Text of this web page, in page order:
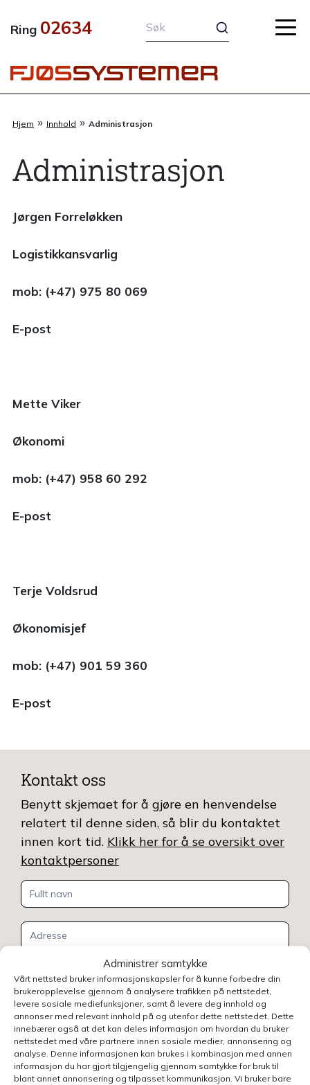
Administrer samtykke
Vårt nettsted bruker informasjonskapsler for å kunne forbedre din
brukeropplevelse gjennom å analysere trafikken på nettstedet,
levere sosiale mediefunksjoner, samt å levere deg innhold og
annonser med relevant innhold på og utenfor dette nettstedet. Dette
innebærer også at det kan deles informasjon om hvordan du bruker
nettstedet med våre partnere innen sosiale medier, annonsering og
analyse. Denne informasjonen kan brukes i kombinasjon med annen
informasjon du har gjort tilgjengelig gjennom samtykke for bruk til
blant annet annonsering og tilpasset kommunikasjon. Vi bruker bare
rett
innholdet
Ring 02634
Hjem » Innhold » Administrasjon
Administrasjon
Jørgen Forreløkken
Logistikkansvarlig
mob: (+47) 975 80 069
E-post
Mette Viker
Økonomi
mob: (+47) 958 60 292
E-post
Terje Voldsrud
Økonomisjef
mob: (+47) 901 59 360
E-post
Kontakt oss
Benytt skjemaet for å gjøre en henvendelse
relatert til denne siden, så blir du kontaktet
innen kort tid. Klikk her for å se oversikt over
kontaktpersoner
Kontakt
oss